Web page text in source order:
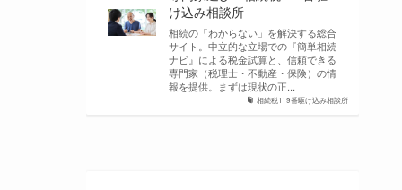
相続税119番駆け込み相談所
け込み相談所
相続の「わからない」を解決する総合
サイト。中立的な立場での『簡単相続
ナビ』による税金試算と、信頼できる
専門家（税理士・不動産・保険）の情
報を提供。まずは現状の正...